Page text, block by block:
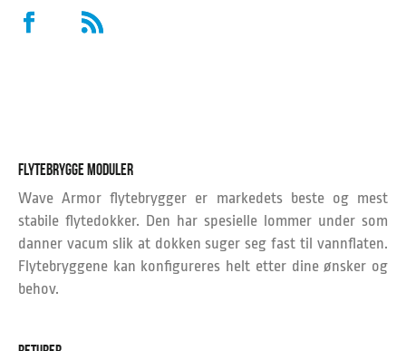
FLYTEBRYGGE MODULER
Wave Armor flytebrygger er markedets beste og mest
stabile flytedokker. Den har spesielle lommer under som
danner vacum slik at dokken suger seg fast til vannflaten.
Flytebryggene kan konfigureres helt etter dine ønsker og
behov.